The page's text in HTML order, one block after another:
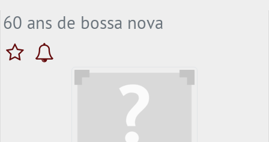
60 ans de bossa nova